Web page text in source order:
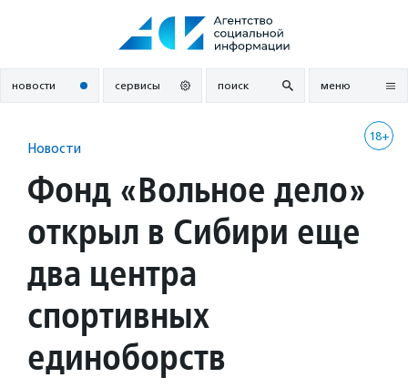
новости сервисы поиск меню
18+
Новости
Фонд «Вольное дело»
открыл в Сибири еще
два центра
спортивных
единоборств